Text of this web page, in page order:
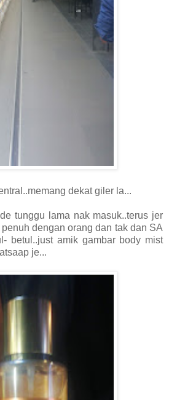
dekat giler la...
tunggu lama nak masuk..terus jer
dengan orang dan tak dan SA
betul..just amik gambar body mist
je...